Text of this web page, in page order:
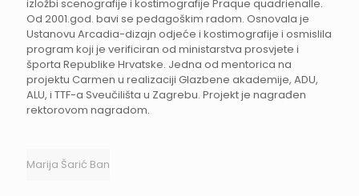
izložbi scenografije i kostimografije Praque quadrienalle.
Od 2001.god. bavi se pedagoškim radom. Osnovala je
Ustanovu Arcadia-dizajn odjeće i kostimografije i osmislila
program koji je verificiran od ministarstva prosvjete i
športa Republike Hrvatske. Jedna od mentorica na
projektu Carmen u realizaciji Glazbene akademije, ADU,
ALU, i TTF-a Sveučilišta u Zagrebu. Projekt je nagrađen
rektorovom nagradom.
Marija Šarić Ban